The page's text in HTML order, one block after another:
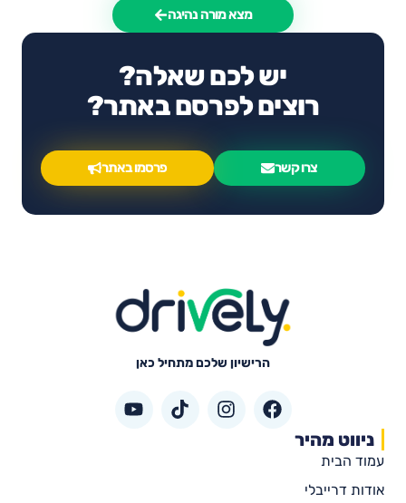
מצא מורה נהיגה
יש לכם שאלה?
רוצים לפרסם באתר?
צרו קשר פרסמו באתר
הרישיון שלכם מתחיל כאן
ניווט מהיר
עמוד הבית
אודות דרייבלי